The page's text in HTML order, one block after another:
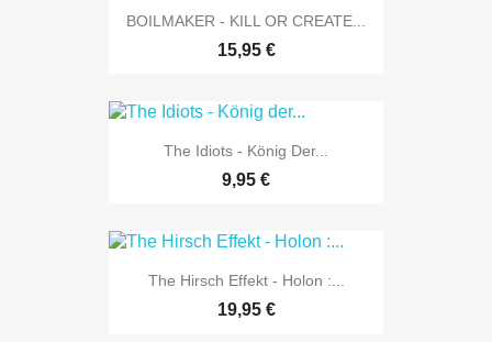
BOILMAKER - KILL OR CREATE...
15,95 €
The Idiots - König Der...
9,95 €
The Hirsch Effekt - Holon :...
19,95 €